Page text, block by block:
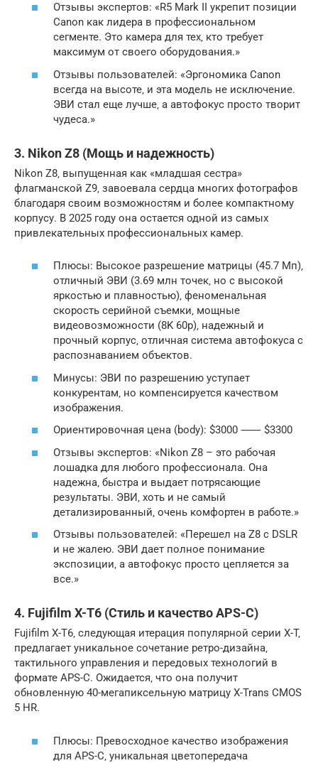
Отзывы экспертов: «R5 Mark II укрепит позиции
Canon как лидера в профессиональном
сегменте. Это камера для тех‚ кто требует
максимум от своего оборудования.»
Отзывы пользователей: «Эргономика Canon
всегда на высоте‚ и эта модель не исключение.
ЭВИ стал еще лучше‚ а автофокус просто творит
чудеса.»
3. Nikon Z8 (Мощь и надежность)
Nikon Z8‚ выпущенная как «младшая сестра»
флагманской Z9‚ завоевала сердца многих фотографов
благодаря своим возможностям и более компактному
корпусу. В 2025 году она остается одной из самых
привлекательных профессиональных камер.
Плюсы: Высокое разрешение матрицы (45.7 Мп)‚
отличный ЭВИ (3.69 млн точек‚ но с высокой
яркостью и плавностью)‚ феноменальная
скорость серийной съемки‚ мощные
видеовозможности (8K 60p)‚ надежный и
прочный корпус‚ отличная система автофокуса с
распознаванием объектов.
Минусы: ЭВИ по разрешению уступает
конкурентам‚ но компенсируется качеством
изображения.
Ориентировочная цена (body): $3000 ⸺ $3300
Отзывы экспертов: «Nikon Z8 – это рабочая
лошадка для любого профессионала. Она
надежна‚ быстра и выдает потрясающие
результаты. ЭВИ‚ хоть и не самый
детализированный‚ очень комфортен в работе.»
Отзывы пользователей: «Перешел на Z8 с DSLR
и не жалею. ЭВИ дает полное понимание
экспозиции‚ а автофокус просто цепляется за
все.»
4. Fujifilm X-T6 (Стиль и качество APS-C)
Fujifilm X-T6‚ следующая итерация популярной серии X-T‚
предлагает уникальное сочетание ретро-дизайна‚
тактильного управления и передовых технологий в
формате APS-C. Ожидается‚ что она получит
обновленную 40-мегапиксельную матрицу X-Trans CMOS
5 HR.
Плюсы: Превосходное качество изображения
для APS-C‚ уникальная цветопередача